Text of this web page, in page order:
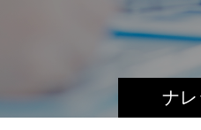
ナレ